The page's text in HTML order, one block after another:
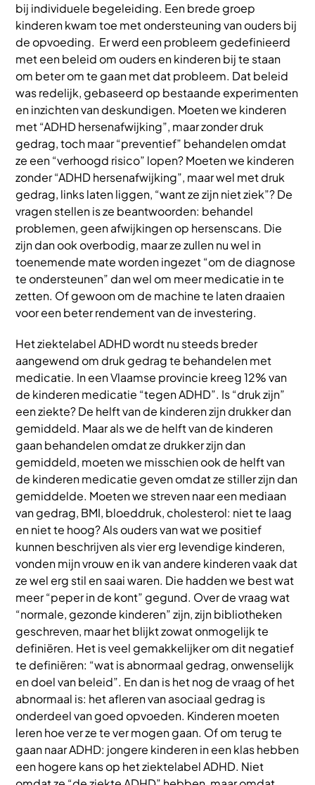
bij individuele begeleiding. Een brede groep
kinderen kwam toe met ondersteuning van ouders bij
de opvoeding. Er werd een probleem gedefinieerd
met een beleid om ouders en kinderen bij te staan
om beter om te gaan met dat probleem. Dat beleid
was redelijk, gebaseerd op bestaande experimenten
en inzichten van deskundigen. Moeten we kinderen
met “ADHD hersenafwijking”, maar zonder druk
gedrag, toch maar “preventief” behandelen omdat
ze een “verhoogd risico” lopen? Moeten we kinderen
zonder “ADHD hersenafwijking”, maar wel met druk
gedrag, links laten liggen, “want ze zijn niet ziek”? De
vragen stellen is ze beantwoorden: behandel
problemen, geen afwijkingen op hersenscans. Die
zijn dan ook overbodig, maar ze zullen nu wel in
toenemende mate worden ingezet “om de diagnose
te ondersteunen” dan wel om meer medicatie in te
zetten. Of gewoon om de machine te laten draaien
voor een beter rendement van de investering.
Het ziektelabel ADHD wordt nu steeds breder
aangewend om druk gedrag te behandelen met
medicatie. In een Vlaamse provincie kreeg 12% van
de kinderen medicatie “tegen ADHD”. Is “druk zijn”
een ziekte? De helft van de kinderen zijn drukker dan
gemiddeld. Maar als we de helft van de kinderen
gaan behandelen omdat ze drukker zijn dan
gemiddeld, moeten we misschien ook de helft van
de kinderen medicatie geven omdat ze stiller zijn dan
gemiddelde. Moeten we streven naar een mediaan
van gedrag, BMI, bloeddruk, cholesterol: niet te laag
en niet te hoog? Als ouders van wat we positief
kunnen beschrijven als vier erg levendige kinderen,
vonden mijn vrouw en ik van andere kinderen vaak dat
ze wel erg stil en saai waren. Die hadden we best wat
meer “peper in de kont” gegund. Over de vraag wat
“normale, gezonde kinderen” zijn, zijn bibliotheken
geschreven, maar het blijkt zowat onmogelijk te
definiëren. Het is veel gemakkelijker om dit negatief
te definiëren: “wat is abnormaal gedrag, onwenselijk
en doel van beleid”. En dan is het nog de vraag of het
abnormaal is: het afleren van asociaal gedrag is
onderdeel van goed opvoeden. Kinderen moeten
leren hoe ver ze te ver mogen gaan. Of om terug te
gaan naar ADHD: jongere kinderen in een klas hebben
een hogere kans op het ziektelabel ADHD. Niet